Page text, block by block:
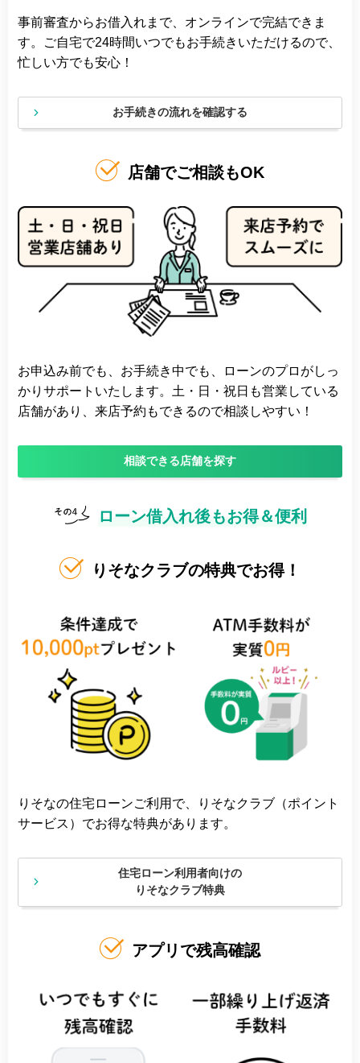
事前審査からお借入れまで、オンラインで完結できま
す。ご自宅で24時間いつでもお手続きいただけるので、
忙しい方でも安心！
お手続きの流れを確認する
店舗でご相談もOK
お申込み前でも、お手続き中でも、ローンのプロがしっ
かりサポートいたします。土・日・祝日も営業している
店舗があり、来店予約もできるので相談しやすい！
相談できる店舗を探す
ローン借入れ後もお得＆便利
りそなクラブの特典でお得！
りそなの住宅ローンご利用で、りそなクラブ（ポイント
サービス）でお得な特典があります。
住宅ローン利用者向けの
りそなクラブ特典
アプリで残高確認